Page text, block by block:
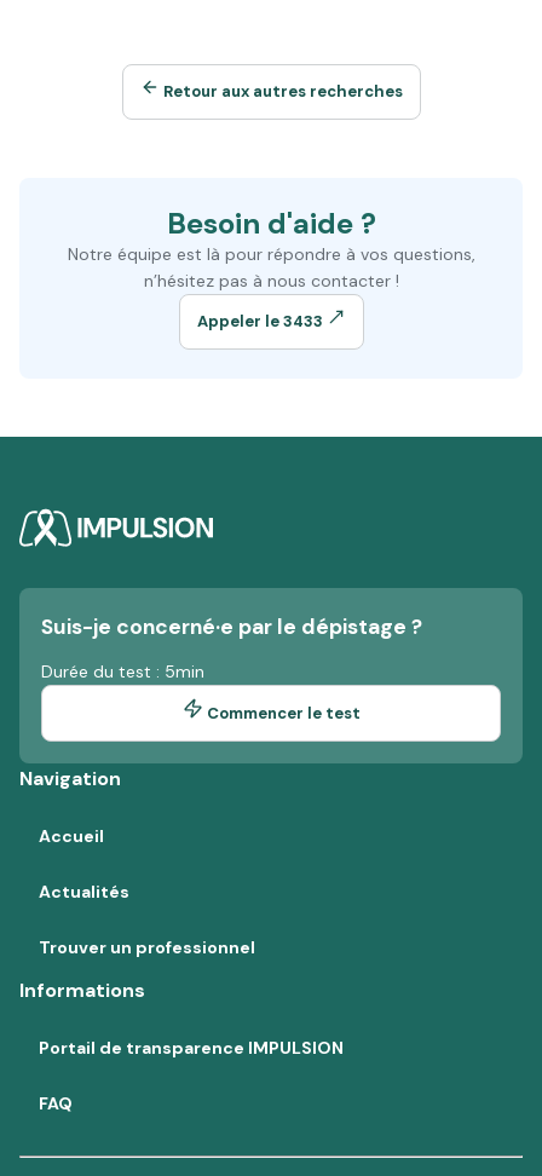
Retour aux autres recherches
Besoin d'aide ?
Notre équipe est là pour répondre à vos questions,
n’hésitez pas à nous contacter !
Appeler le 3433
Suis-je concerné·e par le dépistage ?
Durée du test : 5min
Commencer le test
Navigation
Accueil
Actualités
Trouver un professionnel
Informations
Portail de transparence IMPULSION
FAQ